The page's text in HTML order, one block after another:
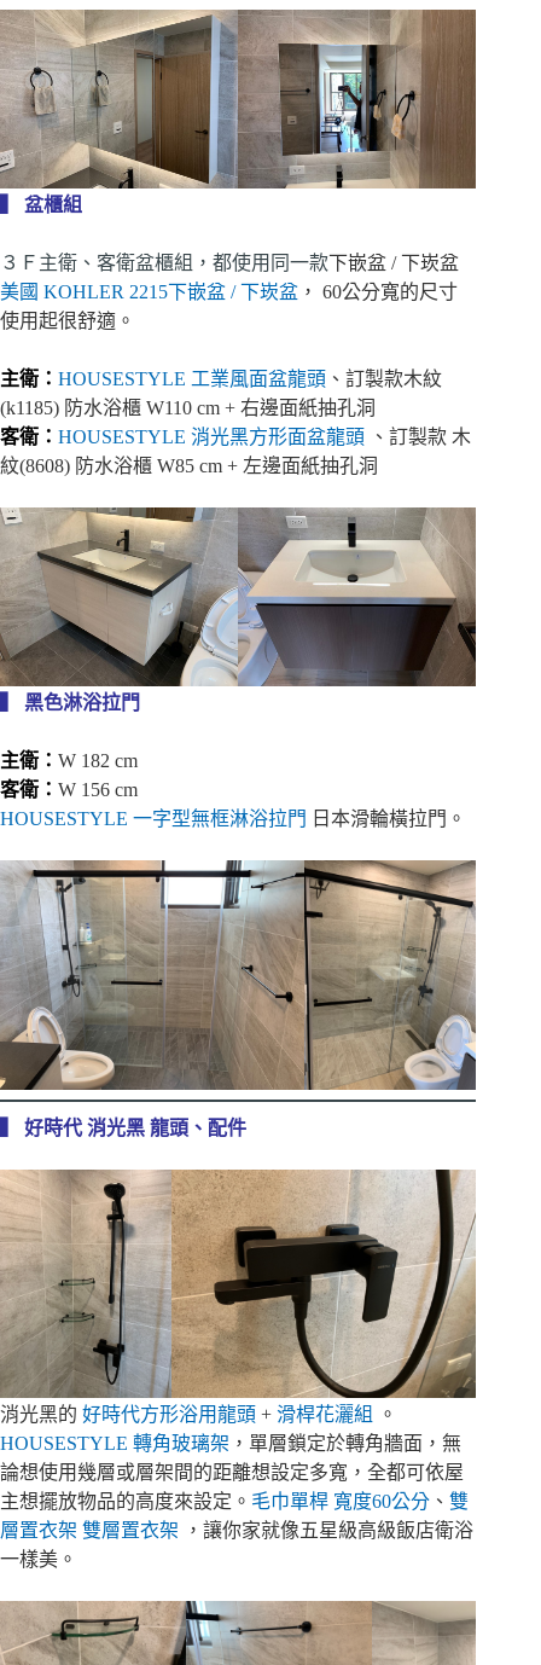
▍ 盆櫃組
３Ｆ主衛、客衛盆櫃組，都使用同一款下嵌盆 / 下崁盆
美國 KOHLER 2215下嵌盆 / 下崁盆 ， 60公分寬的尺寸
使用起很舒適。
主衛： HOUSESTYLE 工業風面盆龍頭 、訂製款木紋
(k1185) 防水浴櫃 W110 cm + 右邊面紙抽孔洞
客衛： HOUSESTYLE 消光黑方形面盆龍頭
、訂製款 木
紋(8608) 防水浴櫃 W85 cm + 左邊面紙抽孔洞
▍ 黑色淋浴拉門
主衛： W 182 cm
客衛： W 156 cm
HOUSESTYLE 一字型無框淋浴拉門 日本滑輪橫拉門。
▍ 好時代 消光黑 龍頭、配件
消光黑的 好時代方形浴用龍頭 + 滑桿花灑組
。
HOUSESTYLE 轉角玻璃架 ，單層鎖定於轉角牆面，無
論想使用幾層或層架間的距離想設定多寬，全都可依屋
主想擺放物品的高度來設定。 毛巾單桿 寬度60公分 、 雙
層置衣架 雙層置衣架 ，讓你家就像五星級高級飯店衛浴
一樣美。